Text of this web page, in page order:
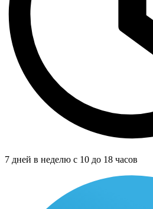
7 дней в неделю с 10 до 18 часов